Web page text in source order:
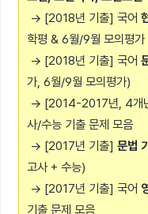
→ [2018년 기출] 국어
학평 & 6월/9월 모의평가
→ [2018년 기출] 국어
가, 6월/9월 모의평가)
→ [2014-2017년, 4개
사/수능 기출 문제 모음
→ [2017년 기출] 문법
고사 + 수능)
→ [2017년 기출] 국어
기출 문제 모음